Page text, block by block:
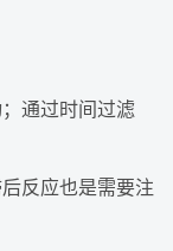
通过时间过滤
反应也是需要注